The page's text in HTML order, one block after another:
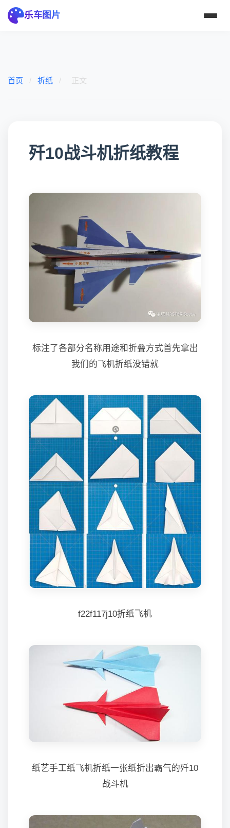
乐车图片
首页 / 折纸 / 正文
歼10战斗机折纸教程
标注了各部分名称用途和折叠方式首先拿出
我们的飞机折纸没错就
f22f117j10折纸飞机
纸艺手工纸飞机折纸一张纸折出霸气的歼10
战斗机